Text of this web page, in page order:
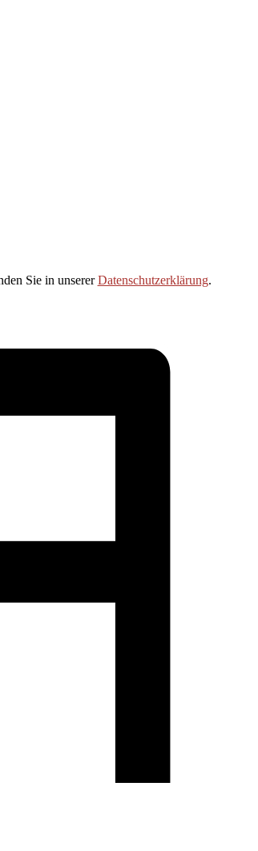
Sie in unsererDatenschutzerklärung.